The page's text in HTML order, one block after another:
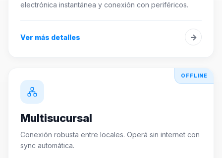
electrónica instantánea y conexión con periféricos.
Ver más detalles →
OFFLINE
Multisucursal
Conexión robusta entre locales. Operá sin internet con
sync automática.